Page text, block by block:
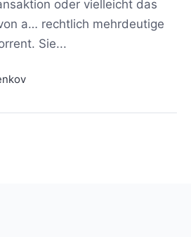
oder vielleicht das
a… rechtlich mehrdeutige
Sie...